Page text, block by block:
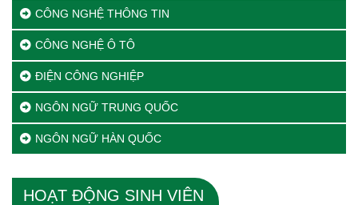
CÔNG NGHỆ THÔNG TIN
CÔNG NGHỆ Ô TÔ
ĐIỆN CÔNG NGHIỆP
NGÔN NGỮ TRUNG QUỐC
NGÔN NGỮ HÀN QUỐC
HOẠT ĐỘNG SINH VIÊN